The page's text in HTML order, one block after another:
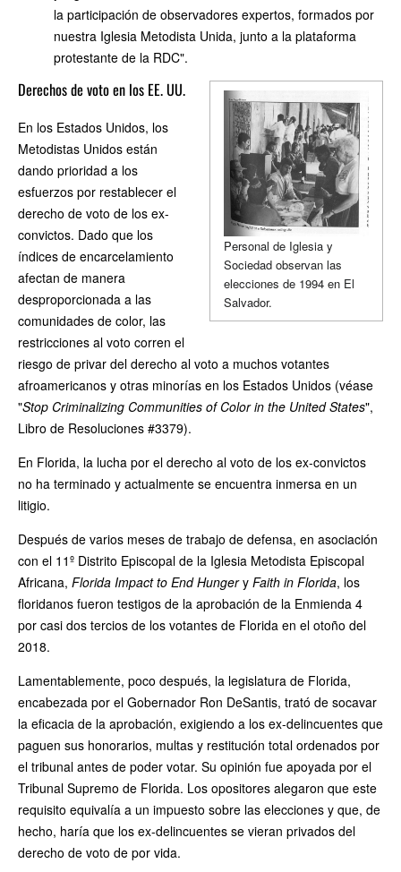
la participación de observadores expertos, formados por
nuestra Iglesia Metodista Unida, junto a la plataforma
protestante de la RDC".
Personal de Iglesia y
Sociedad observan las
elecciones de 1994 en El
Salvador.
Derechos de voto en los EE. UU.
En los Estados Unidos, los
Metodistas Unidos están
dando prioridad a los
esfuerzos por restablecer el
derecho de voto de los ex-
convictos. Dado que los
índices de encarcelamiento
afectan de manera
desproporcionada a las
comunidades de color, las
restricciones al voto corren el
riesgo de privar del derecho al voto a muchos votantes
afroamericanos y otras minorías en los Estados Unidos (véase
"Stop Criminalizing Communities of Color in the United States",
Libro de Resoluciones #3379).
En Florida, la lucha por el derecho al voto de los ex-convictos
no ha terminado y actualmente se encuentra inmersa en un
litigio.
Después de varios meses de trabajo de defensa, en asociación
con el 11º Distrito Episcopal de la Iglesia Metodista Episcopal
Africana, Florida Impact to End Hungery Faith in Florida, los
floridanos fueron testigos de la aprobación de la Enmienda 4
por casi dos tercios de los votantes de Florida en el otoño del
2018.
Lamentablemente, poco después, la legislatura de Florida,
encabezada por el Gobernador Ron DeSantis, trató de socavar
la eficacia de la aprobación, exigiendo a los ex-delincuentes que
paguen sus honorarios, multas y restitución total ordenados por
el tribunal antes de poder votar. Su opinión fue apoyada por el
Tribunal Supremo de Florida. Los opositores alegaron que este
requisito equivalía a un impuesto sobre las elecciones y que, de
hecho, haría que los ex-delincuentes se vieran privados del
derecho de voto de por vida.